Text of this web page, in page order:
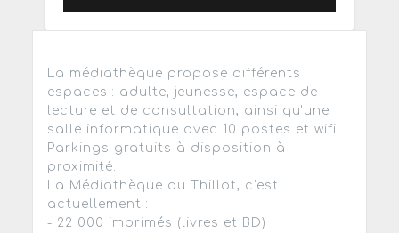
La médiathèque propose différents
espaces : adulte, jeunesse, espace de
lecture et de consultation, ainsi qu'une
salle informatique avec 10 postes et wifi.
Parkings gratuits à disposition à
proximité.
La Médiathèque du Thillot, c'est
actuellement :
- 22 000 imprimés (livres et BD)